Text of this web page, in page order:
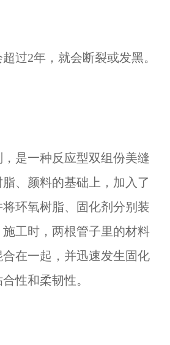
过2年，就会断裂或发黑。
是一种反应型双组份美缝
、颜料的基础上，加入了
环氧树脂、固化剂分别装
工时，两根管子里的材料
在一起，并迅速发生固化
性和柔韧性。